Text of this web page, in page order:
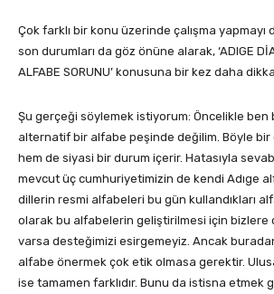
Çok farklı bir konu üzerinde çalışma
son durumları da göz önüne alarak, ‘ADIGE
ALFABE SORUNU’ konusuna bir kez daha
Şu gerçeği söylemek istiyorum: Öncelikle ben
alternatif bir alfabe peşinde değilim. Böyle bir
hem de siyasi bir durum içerir. Hatasıyla
mevcut üç cumhuriyetimizin de kendi Adıge
dillerin resmi alfabeleri bu gün kullandıkları
olarak bu alfabelerin geliştirilmesi için bizlere
varsa desteğimizi esirgemeyiz. Ancak
alfabe önermek çok etik olmasa gerektir.
ise tamamen farklıdır. Bunu da istisna etmek